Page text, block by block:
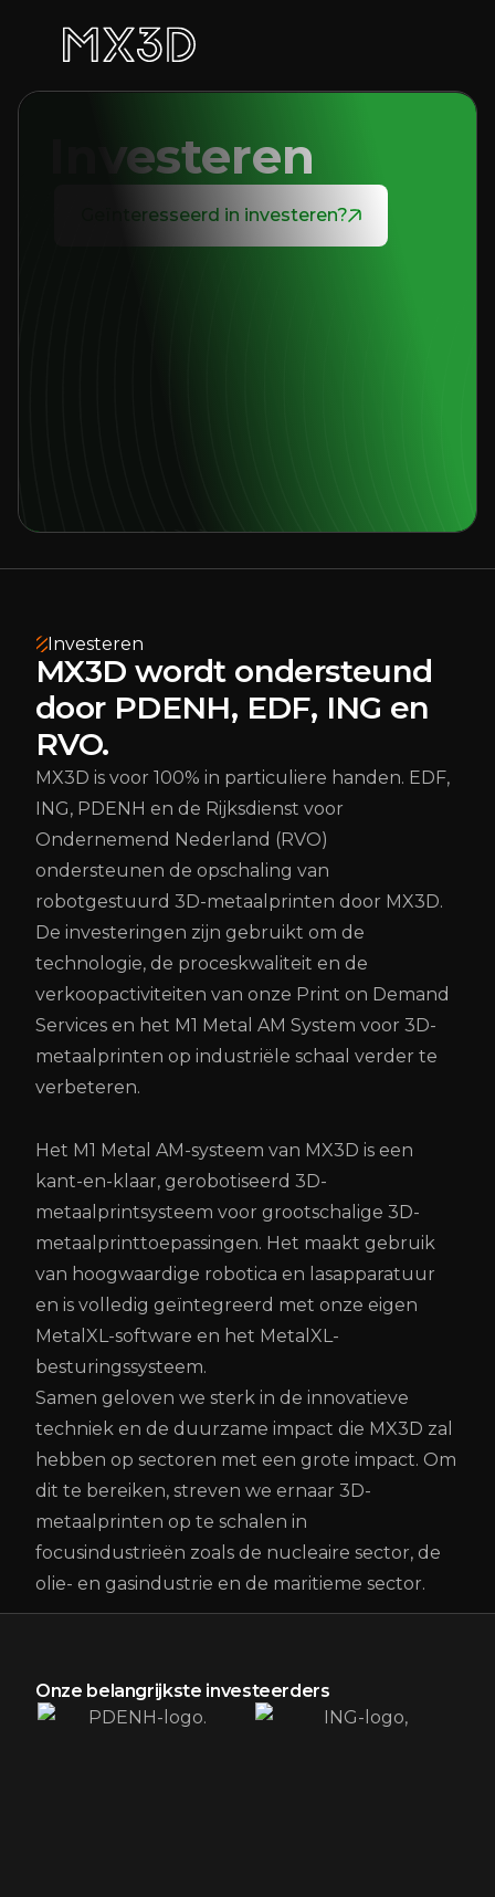
Investeren
Geïnteresseerd in investeren?
Investeren
MX3D wordt ondersteund
door PDENH, EDF, ING en
RVO.
MX3D is voor 100% in particuliere handen. EDF,
ING, PDENH en de Rijksdienst voor
Ondernemend Nederland (RVO)
ondersteunen de opschaling van
robotgestuurd 3D-metaalprinten door MX3D.
De investeringen zijn gebruikt om de
technologie, de proceskwaliteit en de
verkoopactiviteiten van onze Print on Demand
Services en het M1 Metal AM System voor 3D-
metaalprinten op industriële schaal verder te
verbeteren.
Het M1 Metal AM-systeem van MX3D is een
kant-en-klaar, gerobotiseerd 3D-
metaalprintsysteem voor grootschalige 3D-
metaalprinttoepassingen. Het maakt gebruik
van hoogwaardige robotica en lasapparatuur
en is volledig geïntegreerd met onze eigen
MetalXL-software en het MetalXL-
besturingssysteem.
Samen geloven we sterk in de innovatieve
techniek en de duurzame impact die MX3D zal
hebben op sectoren met een grote impact. Om
dit te bereiken, streven we ernaar 3D-
metaalprinten op te schalen in
focusindustrieën zoals de nucleaire sector, de
olie- en gasindustrie en de maritieme sector.
Onze belangrijkste investeerders